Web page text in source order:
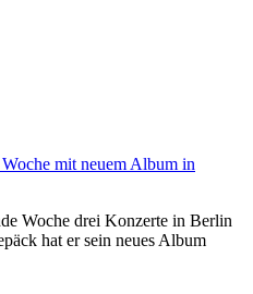
mit neuem Album in
Woche drei Konzerte in Berlin
hat er sein neues Album